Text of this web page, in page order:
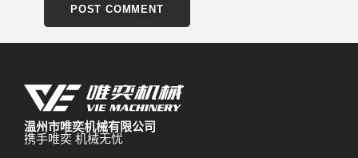
温州市唯奕机械有限公司
携手唯奕 机械无忧